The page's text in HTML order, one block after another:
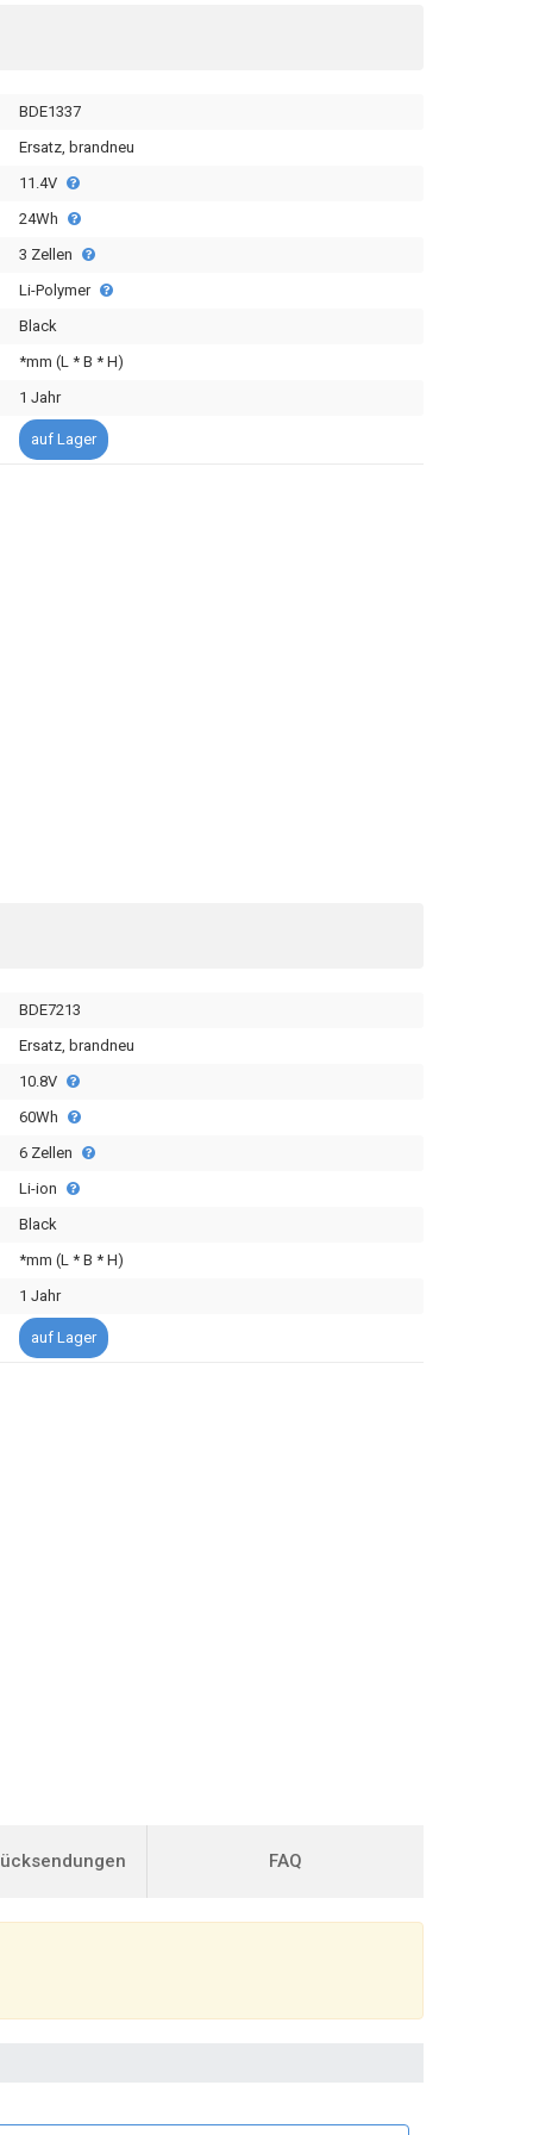
BDE1337
Ersatz, brandneu
11.4V
24Wh
3 Zellen
Li-Polymer
Black
*mm (L * B * H)
1 Jahr
auf Lager
BDE7213
Ersatz, brandneu
10.8V
60Wh
6 Zellen
Li-ion
Black
*mm (L * B * H)
1 Jahr
auf Lager
FAQ